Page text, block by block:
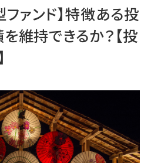
は
ファンド】特徴ある投
維持できるか？【投